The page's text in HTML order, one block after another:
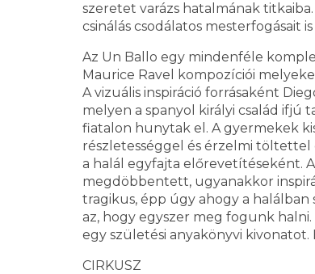
szeretet varázs hatalmának
csinálás csodálatos mesterfogásait
Az Un Ballo egy mindenféle
Maurice Ravel kompozíciói
A vizuális inspiráció forrásaként
melyen a spanyol királyi család
fiatalon hunytak el. A gyermekek
részletességgel és érzelmi
a halál egyfajta előrevetítéseként.
megdöbbentett, ugyanakkor
tragikus, épp úgy ahogy a
az, hogy egyszer meg fogunk
egy születési anyakönyvi
CIRKUSZ